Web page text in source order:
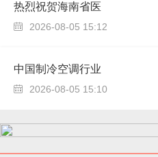
热烈祝贺海南省医
 2026-08-05 15:12
中国制冷空调行业
 2026-08-05 15:10